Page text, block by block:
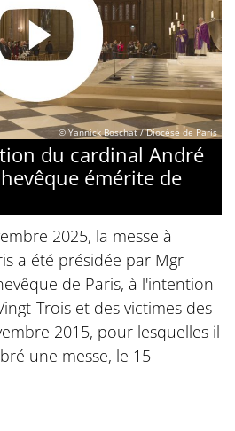
© Yannick Boschat / Diocèse de Paris
du cardinal André
émérite de
2025, la messe à
a été présidée par Mgr
de Paris, à l'intention
Trois et des victimes des
2015, pour lesquelles il
une messe, le 15